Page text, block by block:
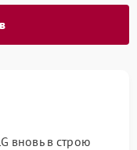
вновь в строю